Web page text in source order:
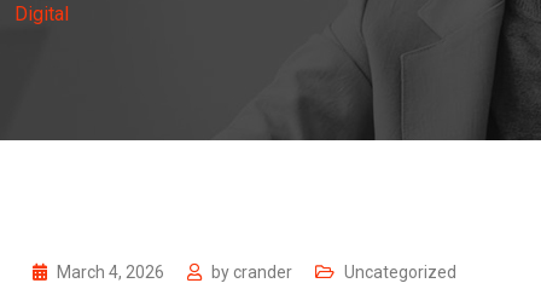
Digital
March 4, 2026 by crander Uncategorized